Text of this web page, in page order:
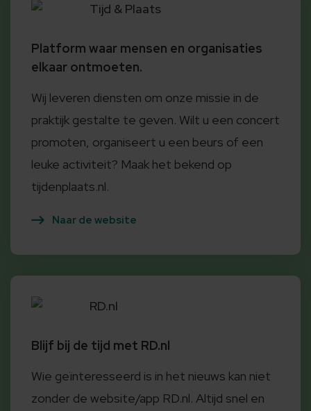
Tijd & Plaats
Platform waar mensen en organisaties
elkaar ontmoeten.
Wij leveren diensten om onze missie in de
praktijk gestalte te geven. Wilt u een concert
promoten, organiseert u een beurs of een
leuke activiteit? Maak het bekend op
tijdenplaats.nl.
Naar de website
RD.nl
Blijf bij de tijd met RD.nl
Wie geïnteresseerd is in het nieuws kan niet
zonder de website/app RD.nl. Altijd snel en